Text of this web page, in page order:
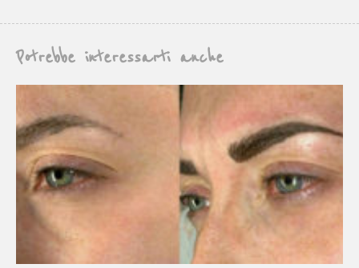
Potrebbe interessarti anche